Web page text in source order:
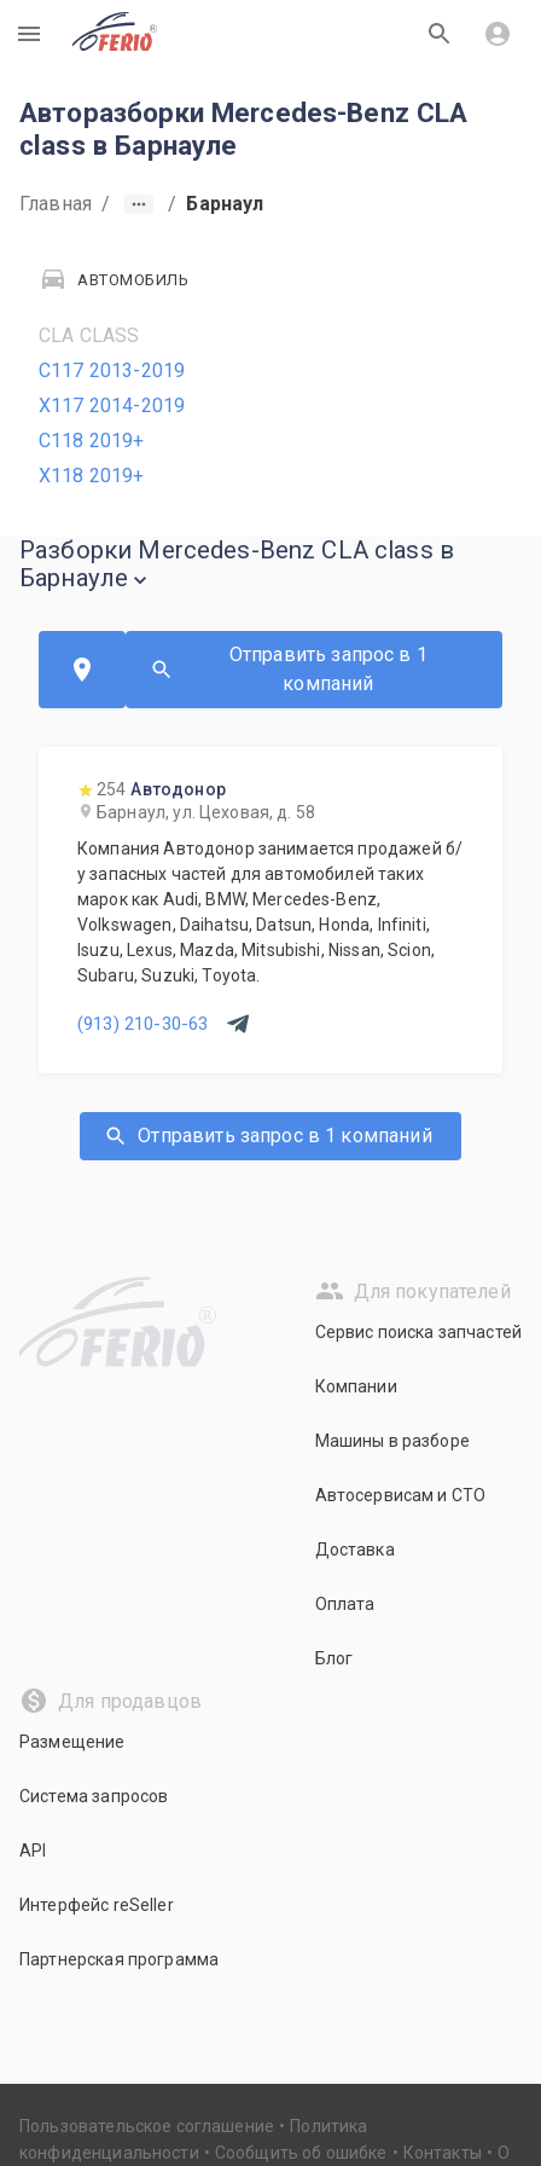
R
Авторазборки Mercedes-Benz CLA
class в Барнауле
Главная / / Барнаул
АВТОМОБИЛЬ
CLA CLASS
C117 2013-2019
X117 2014-2019
C118 2019+
X118 2019+
Разборки Mercedes-Benz CLA class в
Барнауле
Отправить запрос в 1
компаний
254 Автодонор
Барнаул, ул. Цеховая, д. 58
Компания Автодонор занимается продажей б/
у запасных частей для автомобилей таких
марок как Audi, BMW, Mercedes-Benz,
Volkswagen, Daihatsu, Datsun, Honda, Infiniti,
Isuzu, Lexus, Mazda, Mitsubishi, Nissan, Scion,
Subaru, Suzuki, Toyota.
(913) 210-30-63
Отправить запрос в 1 компаний
R
Для покупателей
Сервис поиска запчастей
Компании
Машины в разборе
Автосервисам и СТО
Доставка
Оплата
Блог
Для продавцов
Размещение
Система запросов
API
Интерфейс reSeller
Партнерская программа
Пользовательское соглашение
Политика
конфиденциальности
Сообщить об ошибке Контакты О